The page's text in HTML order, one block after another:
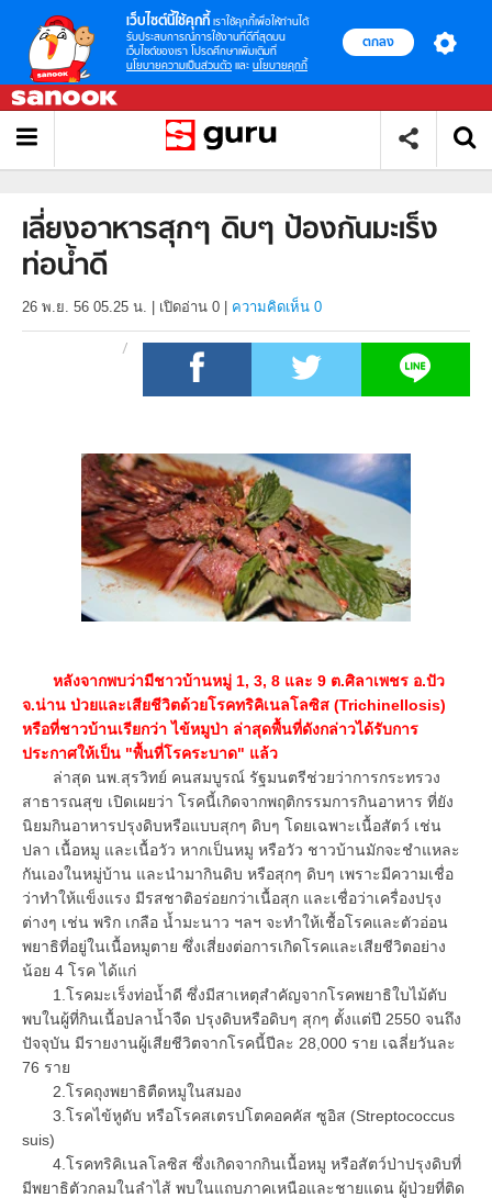
เว็บไซต์นี้ใช้คุกกี้ เราใช้คุกกี้เพื่อให้ท่านได้
รับประสบการณ์การใช้งานที่ดีที่สุดบน
เว็บไซต์ของเรา โปรดศึกษาเพิ่มเติมที่
นโยบายความเป็นส่วนตัว และ นโยบายคุกกี้
ตกลง
เลี่ยงอาหารสุกๆ ดิบๆ ป้องกันมะเร็ง
ท่อน้ำดี
26 พ.ย. 56 05.25 น. เปิดอ่าน 0 ความคิดเห็น 0
หลังจากพบว่ามีชาวบ้านหมู่ 1, 3, 8 และ 9 ต.ศิลาเพชร อ.ปัว
จ.น่าน ป่วยและเสียชีวิตด้วยโรคทริคิเนลโลซิส (Trichinellosis)
หรือที่ชาวบ้านเรียกว่า ไข้หมูป่า ล่าสุดพื้นที่ดังกล่าวได้รับการ
ประกาศให้เป็น "พื้นที่โรคระบาด" แล้ว
ล่าสุด นพ.สุรวิทย์ คนสมบูรณ์ รัฐมนตรีช่วยว่าการกระทรวง
สาธารณสุข เปิดเผยว่า โรคนี้เกิดจากพฤติกรรมการกินอาหาร ที่ยัง
นิยมกินอาหารปรุงดิบหรือแบบสุกๆ ดิบๆ โดยเฉพาะเนื้อสัตว์ เช่น
ปลา เนื้อหมู และเนื้อวัว หากเป็นหมู หรือวัว ชาวบ้านมักจะชำแหละ
กันเองในหมู่บ้าน และนำมากินดิบ หรือสุกๆ ดิบๆ เพราะมีความเชื่อ
ว่าทำให้แข็งแรง มีรสชาติอร่อยกว่าเนื้อสุก และเชื่อว่าเครื่องปรุง
ต่างๆ เช่น พริก เกลือ น้ำมะนาว ฯลฯ จะทำให้เชื้อโรคและตัวอ่อน
พยาธิที่อยู่ในเนื้อหมูตาย ซึ่งเสี่ยงต่อการเกิดโรคและเสียชีวิตอย่าง
น้อย 4 โรค ได้แก่
1.โรคมะเร็งท่อน้ำดี ซึ่งมีสาเหตุสำคัญจากโรคพยาธิใบไม้ตับ
พบในผู้ที่กินเนื้อปลาน้ำจืด ปรุงดิบหรือดิบๆ สุกๆ ตั้งแต่ปี 2550 จนถึง
ปัจจุบัน มีรายงานผู้เสียชีวิตจากโรคนี้ปีละ 28,000 ราย เฉลี่ยวันละ
76 ราย
2.โรคถุงพยาธิตืดหมูในสมอง
3.โรคไข้หูดับ หรือโรคสเตรปโตคอคคัส ซูอิส (Streptococcus
suis)
4.โรคทริคิเนลโลซิส ซึ่งเกิดจากกินเนื้อหมู หรือสัตว์ป่าปรุงดิบที่
มีพยาธิตัวกลมในลำไส้ พบในแถบภาคเหนือและชายแดน ผู้ป่วยที่ติด